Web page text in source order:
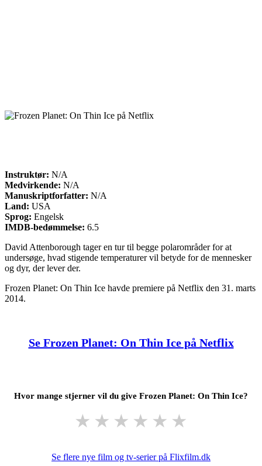
Instruktør: N/A
Medvirkende: N/A
Manuskriptforfatter: N/A
Land: USA
Sprog: Engelsk
IMDB-bedømmelse: 6.5
David Attenborough tager en tur til begge polarområder for at
undersøge, hvad stigende temperaturer vil betyde for de mennesker
og dyr, der lever der.
Frozen Planet: On Thin Ice havde premiere på Netflix den 31. marts
2014.
Se Frozen Planet: On Thin Ice på Netflix
Hvor mange stjerner vil du give Frozen Planet: On Thin Ice?
★ ★ ★ ★ ★ ★
Se flere nye film og tv-serier på Flixfilm.dk